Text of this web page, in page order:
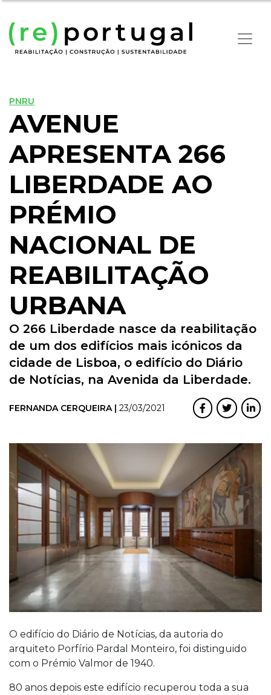
PNRU
AVENUE
APRESENTA 266
LIBERDADE AO
PRÉMIO
NACIONAL DE
REABILITAÇÃO
URBANA
O 266 Liberdade nasce da reabilitação
de um dos edifícios mais icónicos da
cidade de Lisboa, o edifício do Diário
de Notícias, na Avenida da Liberdade.
FERNANDA CERQUEIRA | 23/03/2021
O edifício do Diário de Notícias, da autoria do
arquiteto Porfírio Pardal Monteiro, foi distinguido
com o Prémio Valmor de 1940.
80 anos depois este edifício recuperou toda a sua